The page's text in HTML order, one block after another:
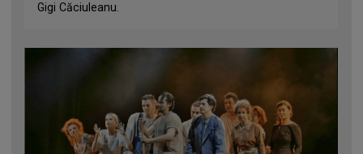
Gigi Căciuleanu.